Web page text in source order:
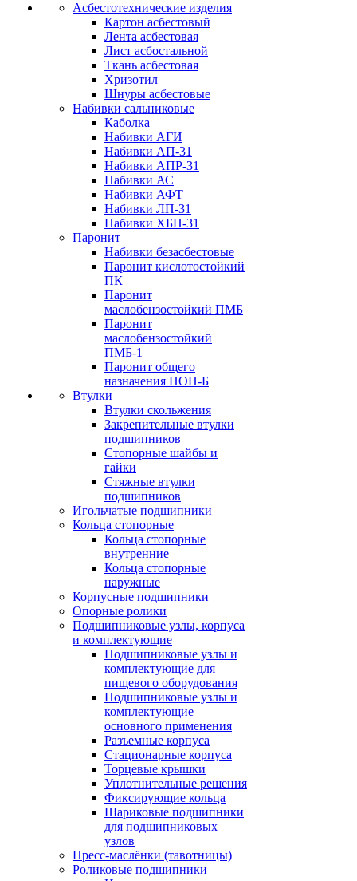
Асбестотехнические изделия
Картон асбестовый
Лента асбестовая
Лист асбостальной
Ткань асбестовая
Хризотил
Шнуры асбестовые
Набивки сальниковые
Каболка
Набивки АГИ
Набивки АП-31
Набивки АПР-31
Набивки АС
Набивки АФТ
Набивки ЛП-31
Набивки ХБП-31
Паронит
Набивки безасбестовые
Паронит кислотостойкий
ПК
Паронит
маслобензостойкий ПМБ
Паронит
маслобензостойкий
ПМБ-1
Паронит общего
назначения ПОН-Б
Втулки
Втулки скольжения
Закрепительные втулки
подшипников
Стопорные шайбы и
гайки
Стяжные втулки
подшипников
Игольчатые подшипники
Кольца стопорные
Кольца стопорные
внутренние
Кольца стопорные
наружные
Корпусные подшипники
Опорные ролики
Подшипниковые узлы, корпуса
и комплектующие
Подшипниковые узлы и
комплектующие для
пищевого оборудования
Подшипниковые узлы и
комплектующие
основного применения
Разъемные корпуса
Стационарные корпуса
Торцевые крышки
Уплотнительные решения
Фиксирующие кольца
Шариковые подшипники
для подшипниковых
узлов
Пресс-маслёнки (тавотницы)
Роликовые подшипники